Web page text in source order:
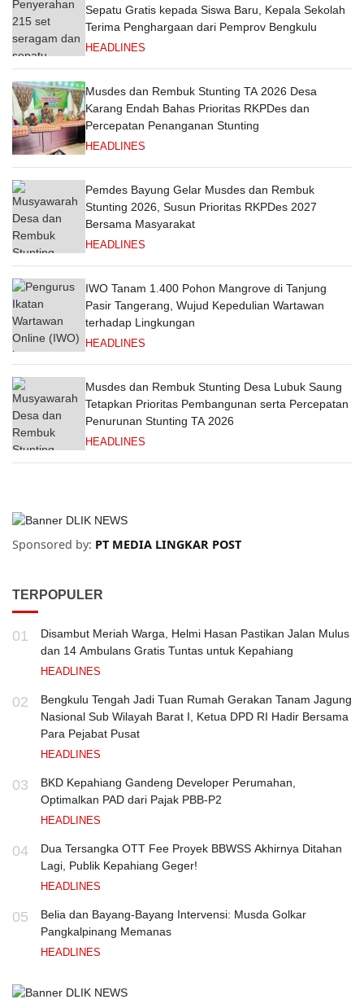
Sepatu Gratis kepada Siswa Baru, Kepala Sekolah
Terima Penghargaan dari Pemprov Bengkulu
HEADLINES
Musdes dan Rembuk Stunting TA 2026 Desa
Karang Endah Bahas Prioritas RKPDes dan
Percepatan Penanganan Stunting
HEADLINES
Pemdes Bayung Gelar Musdes dan Rembuk
Stunting 2026, Susun Prioritas RKPDes 2027
Bersama Masyarakat
HEADLINES
IWO Tanam 1.400 Pohon Mangrove di Tanjung
Pasir Tangerang, Wujud Kepedulian Wartawan
terhadap Lingkungan
HEADLINES
Musdes dan Rembuk Stunting Desa Lubuk Saung
Tetapkan Prioritas Pembangunan serta Percepatan
Penurunan Stunting TA 2026
HEADLINES
Sponsored by: PT MEDIA LINGKAR POST
TERPOPULER
01
Disambut Meriah Warga, Helmi Hasan Pastikan Jalan Mulus
dan 14 Ambulans Gratis Tuntas untuk Kepahiang
HEADLINES
02
Bengkulu Tengah Jadi Tuan Rumah Gerakan Tanam Jagung
Nasional Sub Wilayah Barat I, Ketua DPD RI Hadir Bersama
Para Pejabat Pusat
HEADLINES
03
BKD Kepahiang Gandeng Developer Perumahan,
Optimalkan PAD dari Pajak PBB-P2
HEADLINES
04
Dua Tersangka OTT Fee Proyek BBWSS Akhirnya Ditahan
Lagi, Publik Kepahiang Geger!
HEADLINES
05
Belia dan Bayang-Bayang Intervensi: Musda Golkar
Pangkalpinang Memanas
HEADLINES